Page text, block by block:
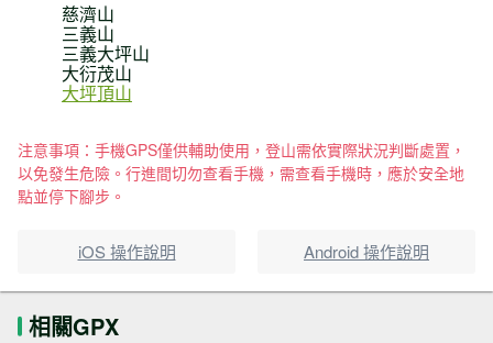
慈濟山
三義山
三義大坪山
大衍茂山
大坪頂山
注意事項：手機GPS僅供輔助使用，登山需依實際狀況判斷處置，
以免發生危險。行進間切勿查看手機，需查看手機時，應於安全地
點並停下腳步。
iOS 操作說明 Android 操作說明
相關GPX